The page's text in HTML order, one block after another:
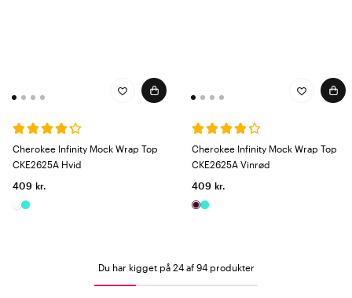
Cherokee Infinity Mock Wrap Top
CKE2625A Hvid
409 kr.
Cherokee Infinity Mock Wrap Top
CKE2625A Vinrød
409 kr.
Du har kigget på 24 af 94 produkter